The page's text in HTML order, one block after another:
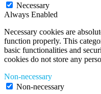
Necessary
Always Enabled
Necessary cookies are
function properly. This
basic functionalities and
cookies do not store any
Non-necessary
Non-necessary